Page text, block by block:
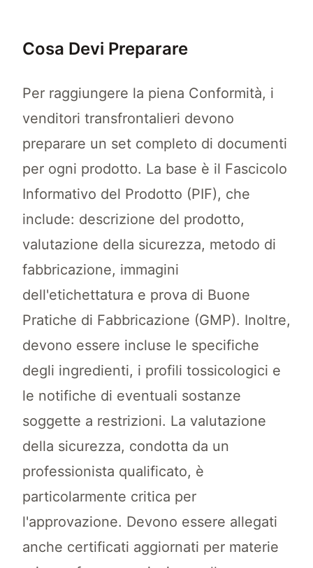
Cosa Devi Preparare
Per raggiungere la piena Conformità, i
venditori transfrontalieri devono
preparare un set completo di documenti
per ogni prodotto. La base è il Fascicolo
Informativo del Prodotto (PIF), che
include: descrizione del prodotto,
valutazione della sicurezza, metodo di
fabbricazione, immagini
dell'etichettatura e prova di Buone
Pratiche di Fabbricazione (GMP). Inoltre,
devono essere incluse le specifiche
degli ingredienti, i profili tossicologici e
le notifiche di eventuali sostanze
soggette a restrizioni. La valutazione
della sicurezza, condotta da un
professionista qualificato, è
particolarmente critica per
l'approvazione. Devono essere allegati
anche certificati aggiornati per materie